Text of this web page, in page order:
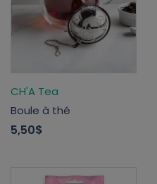
CH'A Tea
Boule à thé
5,50$